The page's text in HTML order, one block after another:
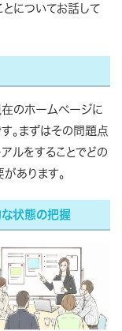
とについてお話して
在のホームページに
。まずはその問題点
ルをすることでどの
あります。
状態の把握